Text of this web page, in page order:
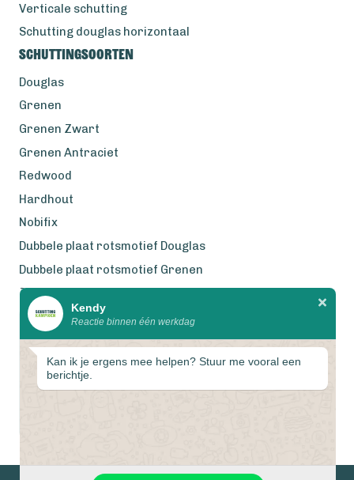
Verticale schutting
Schutting douglas horizontaal
Schuttingsoorten
Douglas
Grenen
Grenen Zwart
Grenen Antraciet
Redwood
Hardhout
Nobifix
Dubbele plaat rotsmotief Douglas
Dubbele plaat rotsmotief Grenen
Zweeds Rabat Douglas
Wij werken met eerlijke
gecertificeerde houtsoorten
Kendy
Reactie binnen één werkdag
Kan ik je ergens mee helpen? Stuur me vooral een
berichtje.